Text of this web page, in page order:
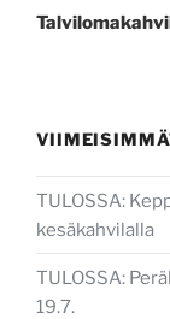
artikkeli
TULOSSA:
kesäkahvilalla
TULOSSA:
19.7.